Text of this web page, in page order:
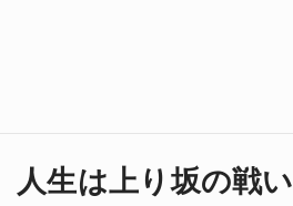
人生は上り坂の戦い